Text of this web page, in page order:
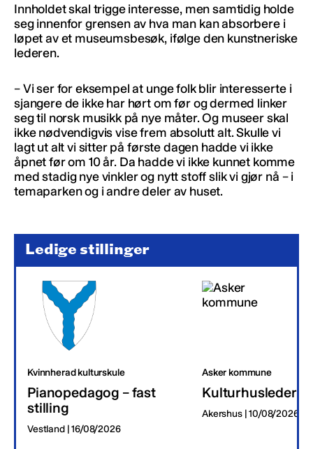
Innholdet skal trigge interesse, men samtidig holde
seg innenfor grensen av hva man kan absorbere i
løpet av et museumsbesøk, ifølge den kunstneriske
lederen.
– Vi ser for eksempel at unge folk blir interesserte i
sjangere de ikke har hørt om før og dermed linker
seg til norsk musikk på nye måter. Og museer skal
ikke nødvendigvis vise frem absolutt alt. Skulle vi
lagt ut alt vi sitter på første dagen hadde vi ikke
åpnet før om 10 år. Da hadde vi ikke kunnet komme
med stadig nye vinkler og nytt stoff slik vi gjør nå – i
temaparken og i andre deler av huset.
Ledige stillinger
Kvinnherad kulturskule
Pianopedagog – fast
stilling
Vestland | 16/08/2026
Asker kommune
Kulturhusleder
Akershus | 10/08/2026